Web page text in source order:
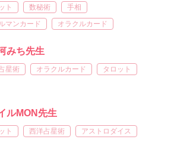
ト 数秘術
手相
マンカード
オラクルカード
みち先生
星術 オラクルカード タロット
ルMON先生
ト 西洋占星術 アストロダイス